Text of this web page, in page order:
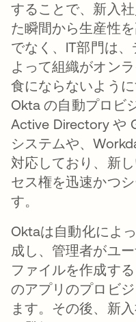
することで、新入
た瞬間から生産性
でなく、IT部門は
よって組織がオン
食にならないよう
Okta の自動プロビ
Active Directory や
システムや、
対応しており、新
セス権を迅速かつ
す。
Oktaは自動化によ
成し、管理者がユ
ファイルを作成す
のアプリのプロビ
ます。その後、新